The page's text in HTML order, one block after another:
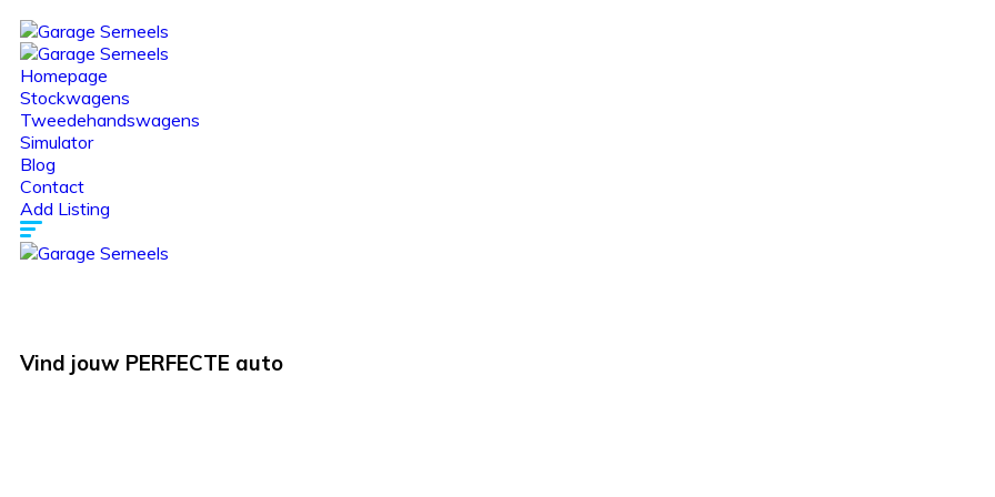
Homepage
Stockwagens
Tweedehandswagens
Simulator
Blog
Contact
Add Listing
Vind jouw PERFECTE auto